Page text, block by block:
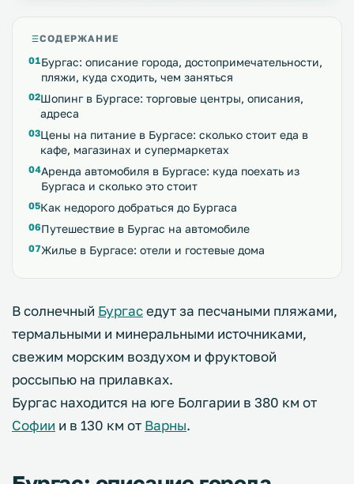
СОДЕРЖАНИЕ
Бургас: описание города, достопримечательности,
пляжи, куда сходить, чем заняться
Шопинг в Бургасе: торговые центры, описания,
адреса
Цены на питание в Бургасе: сколько стоит еда в
кафе, магазинах и супермаркетах
Аренда автомобиля в Бургасе: куда поехать из
Бургаса и сколько это стоит
Как недорого добраться до Бургаса
Путешествие в Бургас на автомобиле
Жилье в Бургасе: отели и гостевые дома
В солнечный Бургаседут за песчаными пляжами,
термальными и минеральными источниками,
свежим морским воздухом и фруктовой
россыпью на прилавках.
Бургас находится на юге Болгарии в 380 км от
Софии и в 130 км от Варны.